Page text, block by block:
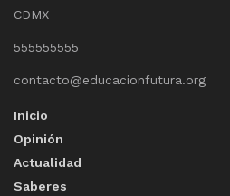
CDMX
555555555
contacto@educacionfutura.org
Inicio
Opinión
Actualidad
Saberes